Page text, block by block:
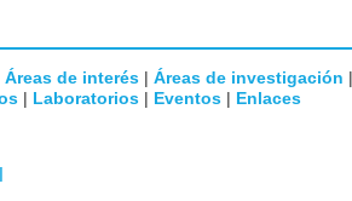
Áreas de interés | Áreas de investigación |
| Laboratorios | Eventos | Enlaces